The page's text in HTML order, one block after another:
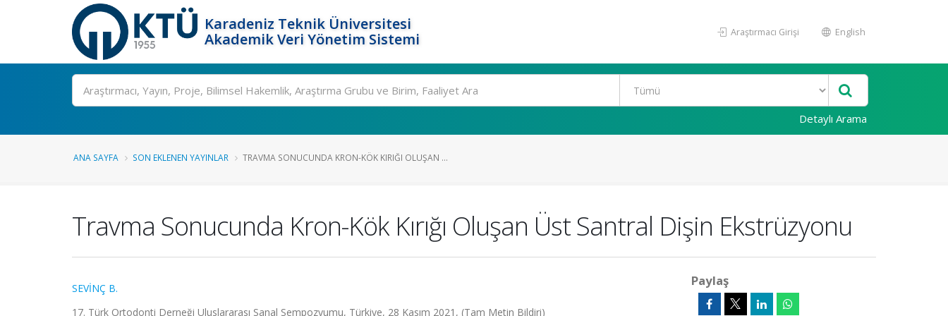
Karadeniz Teknik Üniversitesi
Akademik Veri Yönetim Sistemi
Araştırmacı Girişi English
Ara
Detaylı Arama
ANA SAYFA SON EKLENEN YAYINLAR TRAVMA SONUCUNDA KRON-KÖK KIRIĞI OLUŞAN ...
Travma Sonucunda Kron-Kök Kırığı Oluşan Üst Santral Dişin Ekstrüzyonu
SEVİNÇ B.
17. Türk Ortodonti Derneği Uluslararası Sanal Sempozyumu, Türkiye, 28 Kasım 2021, (Tam Metin Bildiri)
Paylaş